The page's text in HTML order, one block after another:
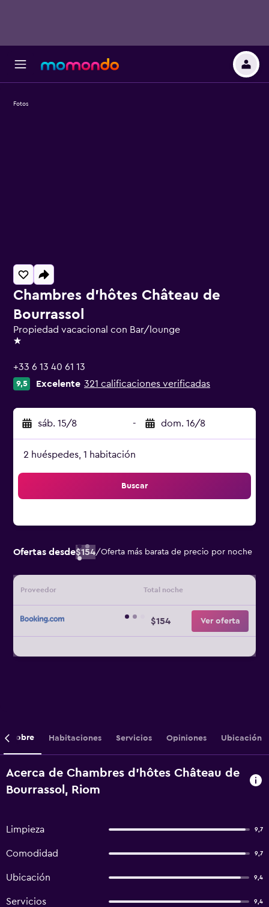
Chambres d'hôtes Château de
Bourrassol
Propiedad vacacional con Bar/lounge
1 estrella
+33 6 13 40 61 13
9,5 Excelente 321 calificaciones verificadas
sáb. 15/8 - dom. 16/8
2 huéspedes, 1 habitación
Buscar
Ofertas desde$154/Oferta más barata de precio por noche
Proveedor Total noche
$154 Ver oferta
Fotos
Sobre Habitaciones Servicios Opiniones Ubicación
Acerca de Chambres d'hôtes Château de
Bourrassol, Riom
Limpieza 9,7
Comodidad 9,7
Ubicación 9,4
Servicios 9,4